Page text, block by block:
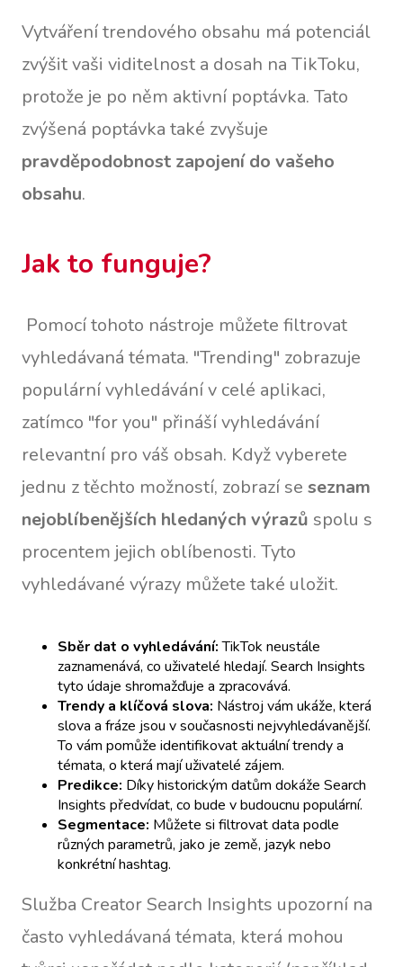
Vytváření trendového obsahu má potenciál
zvýšit vaši viditelnost a dosah na TikToku,
protože je po něm aktivní poptávka. Tato
zvýšená poptávka také zvyšuje
pravděpodobnost zapojení do vašeho
obsahu.
Jak to funguje?
Pomocí tohoto nástroje můžete filtrovat
vyhledávaná témata. "Trending" zobrazuje
populární vyhledávání v celé aplikaci,
zatímco "for you" přináší vyhledávání
relevantní pro váš obsah. Když vyberete
jednu z těchto možností, zobrazí se seznam
nejoblíbenějších hledaných výrazů spolu s
procentem jejich oblíbenosti. Tyto
vyhledávané výrazy můžete také uložit.
Sběr dat o vyhledávání:TikTok neustále
zaznamenává, co uživatelé hledají. Search Insights
tyto údaje shromažďuje a zpracovává.
Trendy a klíčová slova: Nástroj vám ukáže, která
slova a fráze jsou v současnosti nejvyhledávanější.
To vám pomůže identifikovat aktuální trendy a
témata, o která mají uživatelé zájem.
Predikce: Díky historickým datům dokáže Search
Insights předvídat, co bude v budoucnu populární.
Segmentace: Můžete si filtrovat data podle
různých parametrů, jako je země, jazyk nebo
konkrétní hashtag.
Služba Creator Search Insights upozorní na
často vyhledávaná témata, která mohou